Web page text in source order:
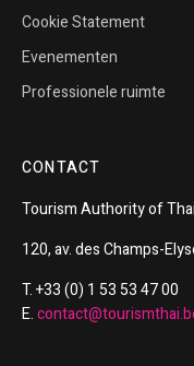
Cookie Statement
Evenementen
Professionele ruimte
CONTACT
TourismAuthority of
120, av. des Champs-
T. +33 (0) 1 53 53 47 00
E.